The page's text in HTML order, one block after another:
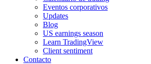
Eventos corporativos
Updates
Blog
US earnings season
Learn TradingView
Client sentiment
Contacto